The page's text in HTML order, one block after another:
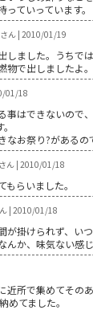
ていっています。
ん | 2010/01/19
しました。うちで
物で出しましたよ。
01/18
事はできないので
なお祭り?があるの
ん | 2010/01/18
もらいました。
| 2010/01/18
が掛けられず、いつ
んか、味気ない感
近所で集めてその
めてました。